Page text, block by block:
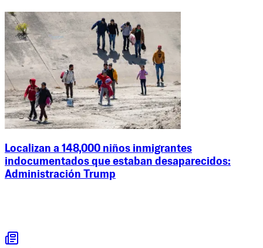
Localizan a 148,000 niños inmigrantes
indocumentados que estaban desaparecidos:
Administración Trump